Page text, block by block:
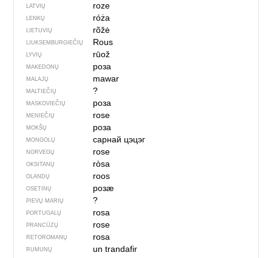
LATVIŲ roze
LENKŲ róża
LIETUVIŲ rõžė
LIUKSEMBURGIEČIŲ Rous
LYVIŲ rūož
MAKEDONŲ роза
MALAJŲ mawar
MALTIEČIŲ ?
MASKOVIEČIŲ роза
MENIEČIŲ rose
MOKŠŲ роза
MONGOLŲ сарнай цэцэг
NORVEGŲ rose
OKSITANŲ ròsa
OLANDŲ roos
OSETINŲ розӕ
PIEVŲ MARIŲ ?
PORTUGALŲ rosa
PRANCŪZŲ rose
RETOROMANŲ rosa
RUMUNŲ un trandafir